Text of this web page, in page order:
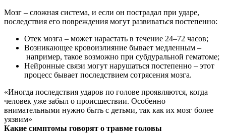
Мозг – сложная система, и если он пострадал при ударе,
последствия его повреждения могут развиваться постепенно:
Отек мозга – может нарастать в течение 24–72 часов;
Возникающее кровоизлияние бывает медленным –
например, такое возможно при субдуральной гематоме;
Нейронные связи могут нарушаться постепенно – этот
процесс бывает последствием сотрясения мозга.
«Иногда последствия ударов по голове проявляются, когда
человек уже забыл о происшествии. Особенно
внимательными нужно быть с детьми, так как их мозг более
уязвим»
Какие симптомы говорят о травме головы